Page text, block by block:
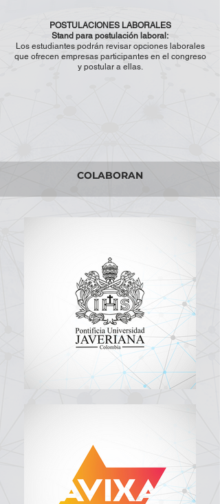
POSTULACIONES LABORALES
Stand para postulación laboral:
Los estudiantes podrán revisar opciones laborales
que ofrecen empresas participantes en el congreso
y postular a ellas.
COLABORAN